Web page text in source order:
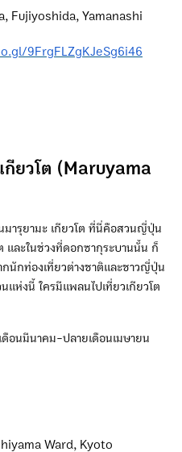
Fujiyoshida, Yamanashi
9FrgFLZgKJeSg6i46
กียวโต (Maruyama
มารุยามะ เกียวโต ที่นี่คือสวนญี่ปุ่น
และในช่วงที่ดอกซากุระบานนั้น ก็
นักท่องเที่ยวต่างชาติและชาวญี่ปุ่น
แห่งนี้ ใครมีแพลนไปเที่ยวเกียวโต
ดือนมีนาคม-ปลายเดือนเมษายน
Ward, Kyoto